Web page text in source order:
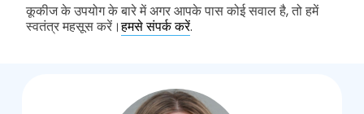
कूकीज के उपयोग के बारे में अगर आपके पास कोई सवाल है, तो हमें
स्वतंत्र महसूस करें।हमसे संपर्क करें.